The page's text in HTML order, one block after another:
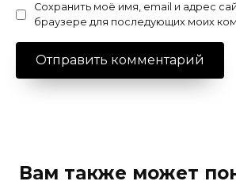
Сохранить моё имя, email и адрес
браузере для последующих моих
Вам также может